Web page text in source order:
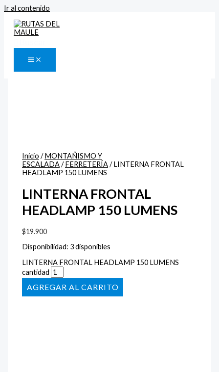
Ir al contenido
Inicio /MONTAÑISMO Y
ESCALADA/FERRETERÍA/ LINTERNA FRONTAL
HEADLAMP 150 LUMENS
LINTERNA FRONTAL
HEADLAMP 150 LUMENS
$19.900
Disponibilidad: 3 disponibles
LINTERNA FRONTAL HEADLAMP 150 LUMENS
cantidad
AÑADIR AL CARRITO